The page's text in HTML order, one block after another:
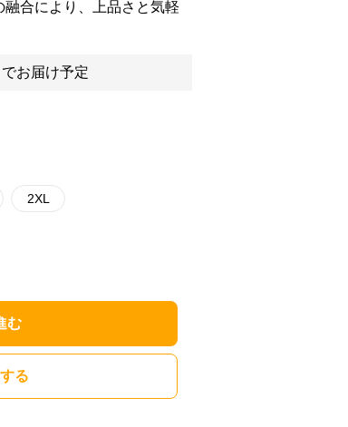
合により、上品さと気軽
お届け予定
2XL
む
る